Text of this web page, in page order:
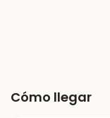
Cómo llegar